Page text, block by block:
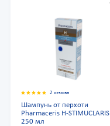
2 отзыва
Шампунь от перхоти
Pharmaceris H-STIMUCLARIS
250 мл